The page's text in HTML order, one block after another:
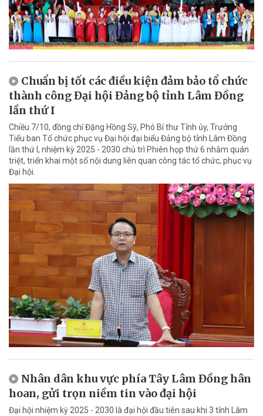
Chuẩn bị tốt các điều kiện đảm bảo tổ chức
thành công Đại hội Đảng bộ tỉnh Lâm Đồng
lần thứ I
Chiều 7/10, đồng chí Đặng Hồng Sỹ, Phó Bí thư Tỉnh ủy, Trưởng
Tiểu ban Tổ chức phục vụ Đại hội đại biểu Đảng bộ tỉnh Lâm Đồng
lần thứ I, nhiệm kỳ 2025 - 2030 chủ trì Phiên họp thứ 6 nhằm quán
triệt, triển khai một số nội dung liên quan công tác tổ chức, phục vụ
Đại hội.
Nhân dân khu vực phía Tây Lâm Đồng hân
hoan, gửi trọn niềm tin vào đại hội
Đại hội nhiệm kỳ 2025 - 2030 là đại hội đầu tiên sau khi 3 tỉnh Lâm